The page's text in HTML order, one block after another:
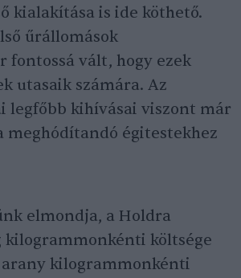
kialakítása is ide köthető.
űrállomások
fontossá vált, hogy ezek
utasaik számára. Az
legfőbb kihívásai viszont már
meghódítandó égitestekhez
elmondja, a Holdra
költsége
arany kilogrammonkénti